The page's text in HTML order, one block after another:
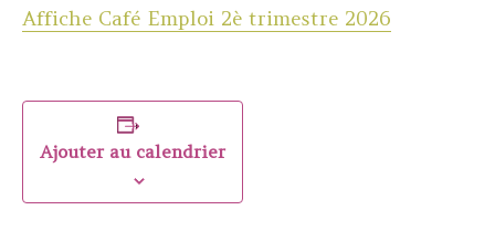
Affiche Café Emploi 2è trimestre 2026
Ajouter au calendrier